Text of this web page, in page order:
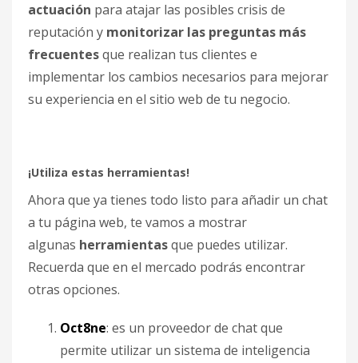
actuación para atajar las posibles crisis de
reputación y monitorizar las preguntas más
frecuentesque realizan tus clientes e
implementar los cambios necesarios para mejorar
su experiencia en el sitio web de tu negocio.
¡Utiliza estas herramientas!
Ahora que ya tienes todo listo para añadir un chat
a tu página web, te vamos a mostrar
algunas herramientasque puedes utilizar.
Recuerda que en el mercado podrás encontrar
otras opciones.
Oct8ne: es un proveedor de chat que
permite utilizar un sistema de inteligencia